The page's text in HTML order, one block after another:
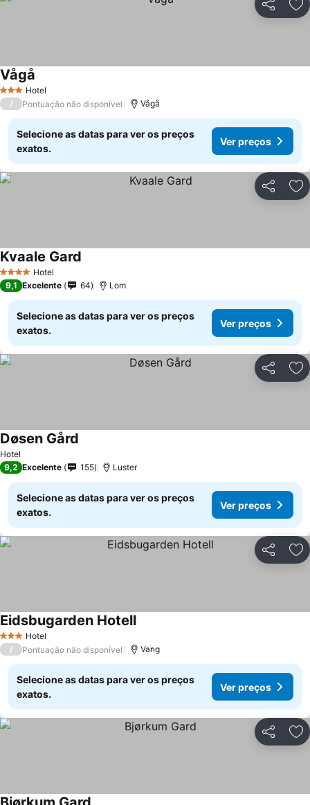
Partilhar
3 EstrelasHotel
Vågå
/ Pontuação não disponível Vågå
Selecione as datas para ver os preços
exatos.
Ver preços
Partilhar
4 EstrelasHotel
Kvaale Gard
9,1 Excelente 64 Lom
Selecione as datas para ver os preços
exatos.
Ver preços
Partilhar
Hotel
Døsen Gård
9,2 Excelente 155 Luster
Selecione as datas para ver os preços
exatos.
Ver preços
Partilhar
3 EstrelasHotel
Eidsbugarden Hotell
/ Pontuação não disponível Vang
Selecione as datas para ver os preços
exatos.
Ver preços
Partilhar